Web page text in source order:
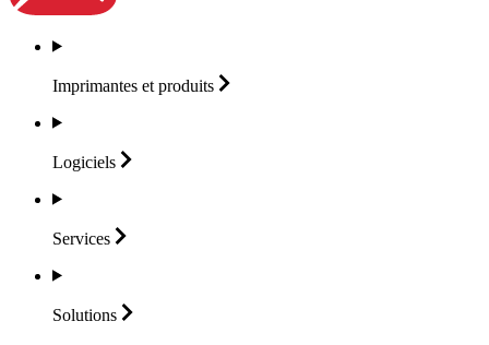
Imprimantes et produits
Logiciels
Services
Solutions